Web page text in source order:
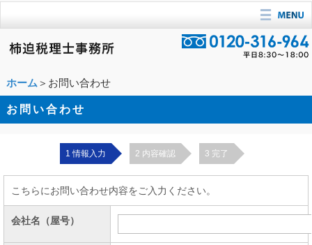
ホーム＞お問い合わせ
お問い合わせ